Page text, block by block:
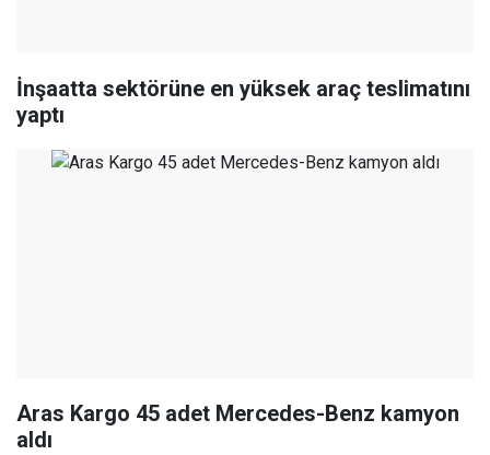
İnşaatta sektörüne en yüksek araç teslimatını
yaptı
Aras Kargo 45 adet Mercedes-Benz kamyon
aldı